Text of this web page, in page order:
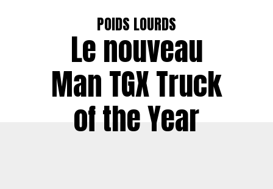
POIDS LOURDS
Le nouveau
Man TGX Truck
of the Year